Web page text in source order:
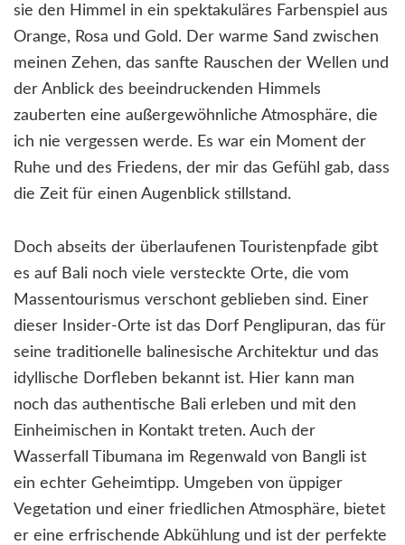
sie den Himmel in ein spektakuläres Farbenspiel aus
Orange, Rosa und Gold. Der warme Sand zwischen
meinen Zehen, das sanfte Rauschen der Wellen und
der Anblick des beeindruckenden Himmels
zauberten eine außergewöhnliche Atmosphäre, die
ich nie vergessen werde. Es war ein Moment der
Ruhe und des Friedens, der mir das Gefühl gab, dass
die Zeit für einen Augenblick stillstand.
Doch abseits der überlaufenen Touristenpfade gibt
es auf Bali noch viele versteckte Orte, die vom
Massentourismus verschont geblieben sind. Einer
dieser Insider-Orte ist das Dorf Penglipuran, das für
seine traditionelle balinesische Architektur und das
idyllische Dorfleben bekannt ist. Hier kann man
noch das authentische Bali erleben und mit den
Einheimischen in Kontakt treten. Auch der
Wasserfall Tibumana im Regenwald von Bangli ist
ein echter Geheimtipp. Umgeben von üppiger
Vegetation und einer friedlichen Atmosphäre, bietet
er eine erfrischende Abkühlung und ist der perfekte